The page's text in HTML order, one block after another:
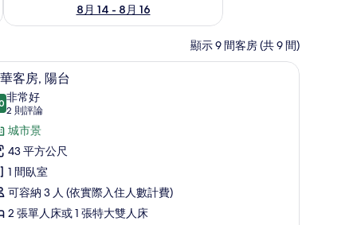
8月 14 - 8月 16
顯示 9 間客房 (共 9 間)
書桌、遮光布/窗簾 豪華客房, 陽台 | 迷你吧、客房內保險箱、書
9 客房, 陽台
分，滿分 10 分
非常好
2 則評論
(2
則
評
論)
城市景
43 平方公尺
1 間臥室
可容納 3 人 (依實際入住人數計費)
2 張單人床或 1 張特大雙人床